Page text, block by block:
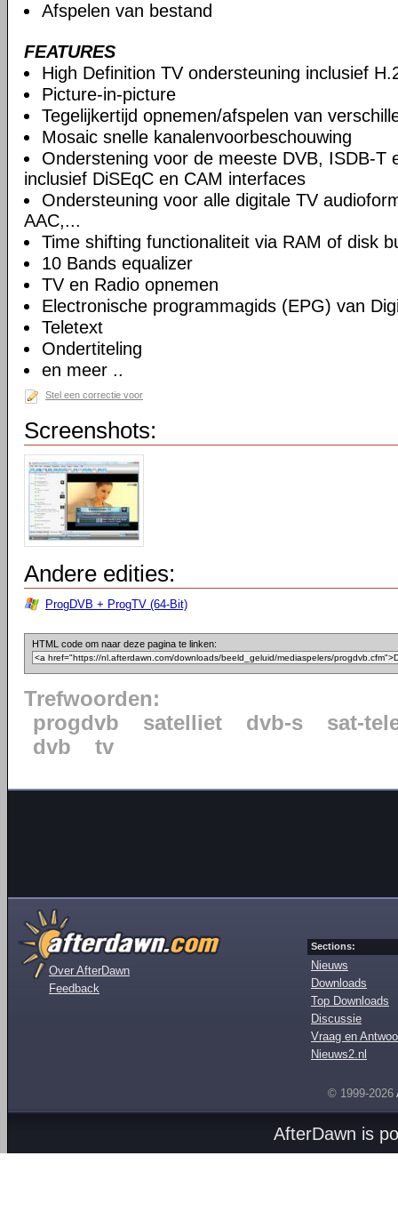
Afspelen van bestand
FEATURES
High Definition TV ondersteuning inclusief
Picture-in-picture
Tegelijkertijd opnemen/afspelen van
Mosaic snelle kanalenvoorbeschouwing
Onderstening voor de meeste DVB, ISDB-T
inclusief DiSEqC en CAM interfaces
Ondersteuning voor alle digitale TV
AAC,...
Time shifting functionaliteit via RAM of disk
10 Bands equalizer
TV en Radio opnemen
Electronische programmagids (EPG) van
Teletext
Ondertiteling
en meer ..
Stel een correctie voor
Screenshots:
Andere edities:
ProgDVB + ProgTV (64-Bit)
HTML code om naar deze pagina te linken:
Trefwoorden:
progdvb
satelliet dvb-s
sat-
dvb
tv
Over AfterDawn
Feedback
Sections:
Nieuws
Downloads
Top Downloads
Discussie
Vraag en
Nieuws2.nl
© 1999-2026
AfterDawn is